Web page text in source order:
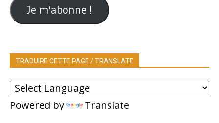
Je m'abonne !
TRADUIRE CETTE PAGE / TRANSLATE
Powered by Translate